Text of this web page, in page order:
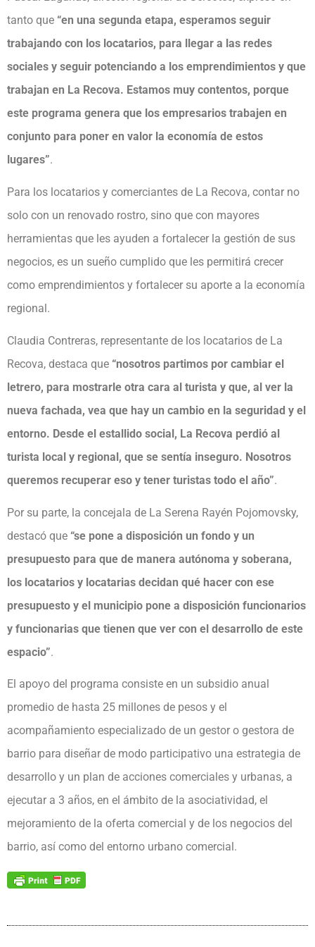
tanto que “en una segunda etapa, esperamos seguir
trabajando con los locatarios, para llegar a las redes
sociales y seguir potenciando a los emprendimientos y que
trabajan en La Recova. Estamos muy contentos, porque
este programa genera que los empresarios trabajen en
conjunto para poner en valor la economía de estos
lugares”.
Para los locatarios y comerciantes de La Recova, contar no
solo con un renovado rostro, sino que con mayores
herramientas que les ayuden a fortalecer la gestión de sus
negocios, es un sueño cumplido que les permitirá crecer
como emprendimientos y fortalecer su aporte a la economía
regional.
Claudia Contreras, representante de los locatarios de La
Recova, destaca que “nosotros partimos por cambiar el
letrero, para mostrarle otra cara al turista y que, al ver la
nueva fachada, vea que hay un cambio en la seguridad y el
entorno. Desde el estallido social, La Recova perdió al
turista local y regional, que se sentía inseguro. Nosotros
queremos recuperar eso y tener turistas todo el año”.
Por su parte, la concejala de La Serena Rayén Pojomovsky,
destacó que “se pone a disposición un fondo y un
presupuesto para que de manera autónoma y soberana,
los locatarios y locatarias decidan qué hacer con ese
presupuesto y el municipio pone a disposición funcionarios
y funcionarias que tienen que ver con el desarrollo de este
espacio”.
El apoyo del programa consiste en un subsidio anual
promedio de hasta 25 millones de pesos y el
acompañamiento especializado de un gestor o gestora de
barrio para diseñar de modo participativo una estrategia de
desarrollo y un plan de acciones comerciales y urbanas, a
ejecutar a 3 años, en el ámbito de la asociatividad, el
mejoramiento de la oferta comercial y de los negocios del
barrio, así como del entorno urbano comercial.